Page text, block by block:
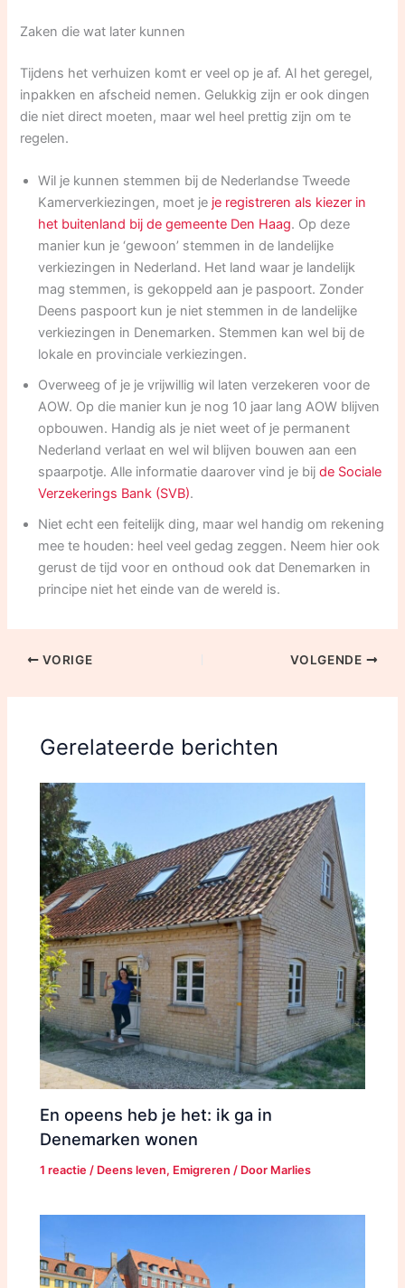
Zaken die wat later kunnen
Tijdens het verhuizen komt er veel op je af. Al het geregel,
inpakken en afscheid nemen. Gelukkig zijn er ook dingen
die niet direct moeten, maar wel heel prettig zijn om te
regelen.
Wil je kunnen stemmen bij de Nederlandse Tweede
Kamerverkiezingen, moet je je registreren als kiezer in
het buitenland bij de gemeente Den Haag. Op deze
manier kun je ‘gewoon’ stemmen in de landelijke
verkiezingen in Nederland. Het land waar je landelijk
mag stemmen, is gekoppeld aan je paspoort. Zonder
Deens paspoort kun je niet stemmen in de landelijke
verkiezingen in Denemarken. Stemmen kan wel bij de
lokale en provinciale verkiezingen.
Overweeg of je je vrijwillig wil laten verzekeren voor de
AOW. Op die manier kun je nog 10 jaar lang AOW blijven
opbouwen. Handig als je niet weet of je permanent
Nederland verlaat en wel wil blijven bouwen aan een
spaarpotje. Alle informatie daarover vind je bijde Sociale
Verzekerings Bank (SVB).
Niet echt een feitelijk ding, maar wel handig om rekening
mee te houden: heel veel gedag zeggen. Neem hier ook
gerust de tijd voor en onthoud ook dat Denemarken in
principe niet het einde van de wereld is.
VORIGE VOLGENDE
Gerelateerde berichten
En opeens heb je het: ik ga in
Denemarken wonen
1 reactie / Deens leven, Emigreren / Door Marlies